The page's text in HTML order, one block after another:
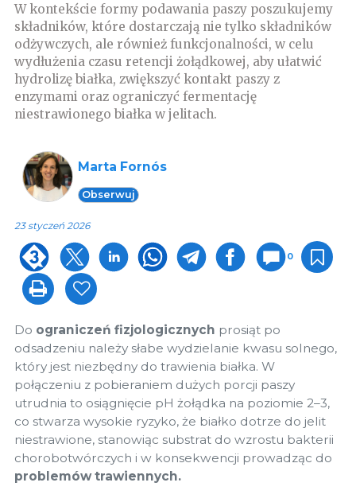
W kontekście formy podawania paszy poszukujemy
składników, które dostarczają nie tylko składników
odżywczych, ale również funkcjonalności, w celu
wydłużenia czasu retencji żołądkowej, aby ułatwić
hydrolizę białka, zwiększyć kontakt paszy z
enzymami oraz ograniczyć fermentację
niestrawionego białka w jelitach.
Marta Fornós
Obserwuj
23 styczeń 2026
0
Do ograniczeń fizjologicznych prosiąt po
odsadzeniu należy słabe wydzielanie kwasu solnego,
który jest niezbędny do trawienia białka. W
połączeniu z pobieraniem dużych porcji paszy
utrudnia to osiągnięcie pH żołądka na poziomie 2–3,
co stwarza wysokie ryzyko, że białko dotrze do jelit
niestrawione, stanowiąc substrat do wzrostu bakterii
chorobotwórczych i w konsekwencji prowadząc do
problemów trawiennych.